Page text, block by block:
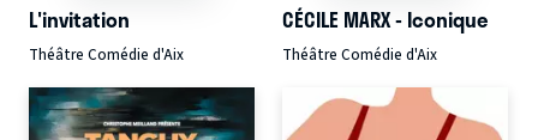
L'invitation
Théâtre Comédie d'Aix
CÉCILE MARX - Iconique
Théâtre Comédie d'Aix